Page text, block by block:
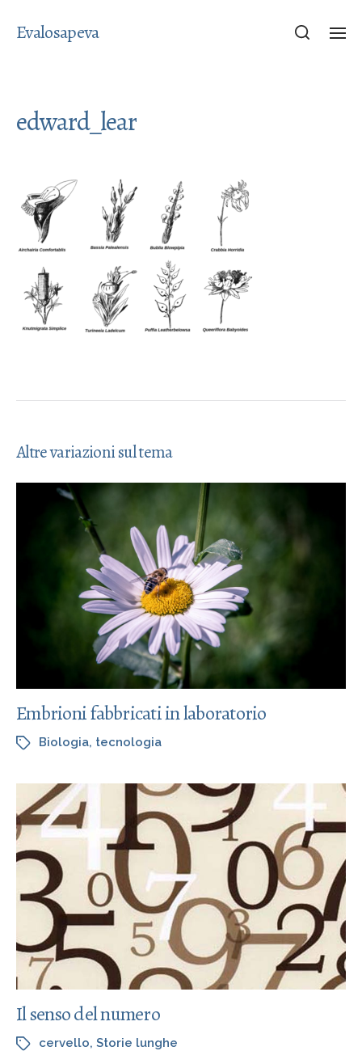
Evalosapeva
edward_lear
Altre variazioni sul tema
Embrioni fabbricati in laboratorio
Biologia, tecnologia
Il senso del numero
cervello, Storie lunghe